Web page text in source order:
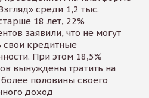
среди 1,2 тыс.
18 лет, 22%
заявили, что не могут
свои кредитные
При этом 18,5%
вынуждены тратить на
половины своего
доход